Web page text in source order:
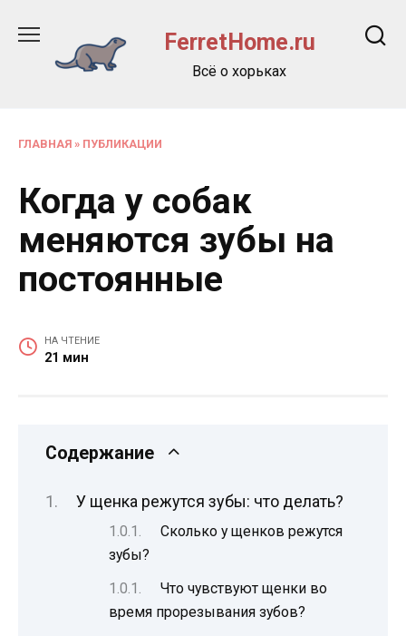
содержанию
FerretHome.ru
Всё о хорьках
ГЛАВНАЯ » ПУБЛИКАЦИИ
Когда у собак
меняются зубы на
постоянные
НА ЧТЕНИЕ
21 мин
Содержание
У щенка режутся зубы: что делать?
Сколько у щенков режутся
зубы?
Что чувствуют щенки во
время прорезывания зубов?